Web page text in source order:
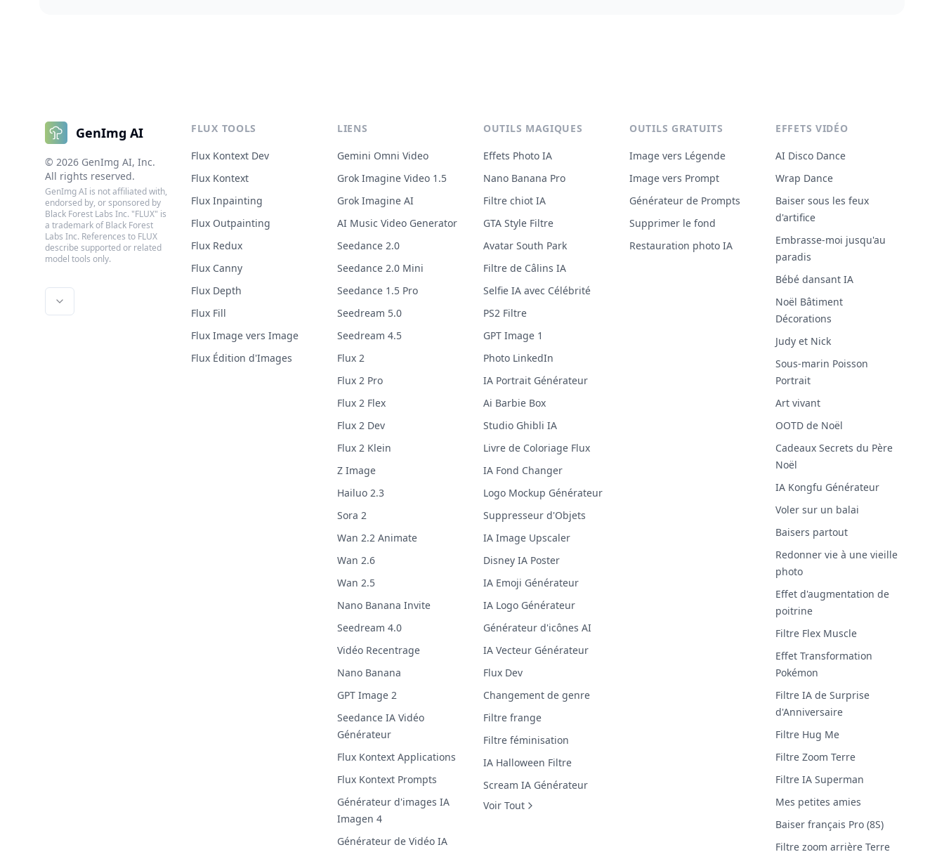
GenImg AI
© 2026 GenImg AI, Inc.
All rights reserved.
GenImg AI is not affiliated with,
endorsed by, or sponsored by
Black Forest Labs Inc. "FLUX" is
a trademark of Black Forest
Labs Inc. References to FLUX
describe supported or related
model tools only.
FLUX TOOLS
Flux Kontext Dev
Flux Kontext
Flux Inpainting
Flux Outpainting
Flux Redux
Flux Canny
Flux Depth
Flux Fill
Flux Image vers Image
Flux Édition d'Images
LIENS
Gemini Omni Video
Grok Imagine Video 1.5
Grok Imagine AI
AI Music Video Generator
Seedance 2.0
Seedance 2.0 Mini
Seedance 1.5 Pro
Seedream 5.0
Seedream 4.5
Flux 2
Flux 2 Pro
Flux 2 Flex
Flux 2 Dev
Flux 2 Klein
Z Image
Hailuo 2.3
Sora 2
Wan 2.2 Animate
Wan 2.6
Wan 2.5
Nano Banana Invite
Seedream 4.0
Vidéo Recentrage
Nano Banana
GPT Image 2
Seedance IA Vidéo
Générateur
Flux Kontext Applications
Flux Kontext Prompts
Générateur d'images IA
Imagen 4
Générateur de Vidéo IA
OUTILS MAGIQUES
Effets Photo IA
Nano Banana Pro
Filtre chiot IA
GTA Style Filtre
Avatar South Park
Filtre de Câlins IA
Selfie IA avec Célébrité
PS2 Filtre
GPT Image 1
Photo LinkedIn
IA Portrait Générateur
Ai Barbie Box
Studio Ghibli IA
Livre de Coloriage Flux
IA Fond Changer
Logo Mockup Générateur
Suppresseur d'Objets
IA Image Upscaler
Disney IA Poster
IA Emoji Générateur
IA Logo Générateur
Générateur d'icônes AI
IA Vecteur Générateur
Flux Dev
Changement de genre
Filtre frange
Filtre féminisation
IA Halloween Filtre
Scream IA Générateur
Voir Tout
OUTILS GRATUITS
Image vers Légende
Image vers Prompt
Générateur de Prompts
Supprimer le fond
Restauration photo IA
EFFETS VIDÉO
AI Disco Dance
Wrap Dance
Baiser sous les feux
d'artifice
Embrasse-moi jusqu'au
paradis
Bébé dansant IA
Noël Bâtiment
Décorations
Judy et Nick
Sous-marin Poisson
Portrait
Art vivant
OOTD de Noël
Cadeaux Secrets du Père
Noël
IA Kongfu Générateur
Voler sur un balai
Baisers partout
Redonner vie à une vieille
photo
Effet d'augmentation de
poitrine
Filtre Flex Muscle
Effet Transformation
Pokémon
Filtre IA de Surprise
d'Anniversaire
Filtre Hug Me
Filtre Zoom Terre
Filtre IA Superman
Mes petites amies
Baiser français Pro (8S)
Filtre zoom arrière Terre